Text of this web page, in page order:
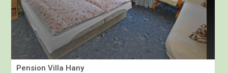
Pension Villa Hany